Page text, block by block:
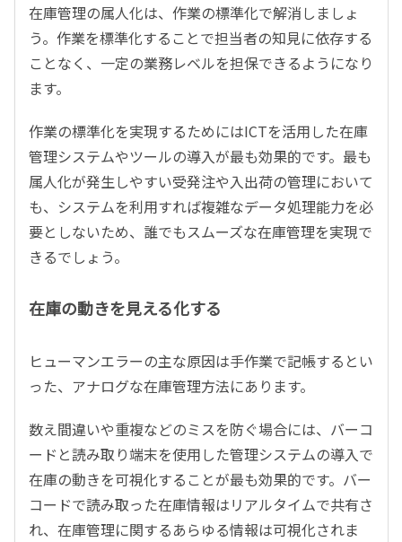
在庫管理の属人化は、作業の標準化で解消しましょ
う。作業を標準化することで担当者の知見に依存する
ことなく、一定の業務レベルを担保できるようになり
ます。
作業の標準化を実現するためにはICTを活用した在庫
管理システムやツールの導入が最も効果的です。最も
属人化が発生しやすい受発注や入出荷の管理において
も、システムを利用すれば複雑なデータ処理能力を必
要としないため、誰でもスムーズな在庫管理を実現で
きるでしょう。
在庫の動きを見える化する
ヒューマンエラーの主な原因は手作業で記帳するとい
った、アナログな在庫管理方法にあります。
数え間違いや重複などのミスを防ぐ場合には、バーコ
ードと読み取り端末を使用した管理システムの導入で
在庫の動きを可視化することが最も効果的です。バー
コードで読み取った在庫情報はリアルタイムで共有さ
れ、在庫管理に関するあらゆる情報は可視化されま